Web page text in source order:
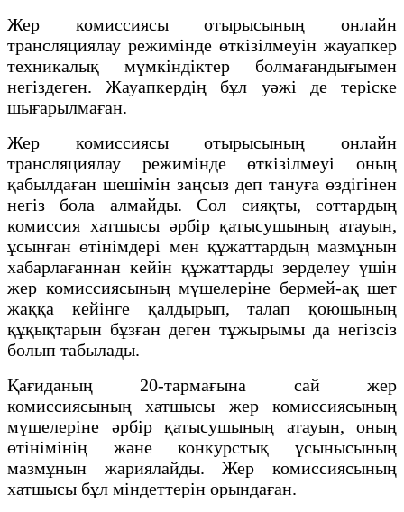
Жер комиссиясы отырысының онлайн
трансляциялау режимінде өткізілмеуін жауапкер
техникалық мүмкіндіктер болмағандығымен
негіздеген. Жауапкердің бұл уәжі де теріске
шығарылмаған.
Жер комиссиясы отырысының онлайн
трансляциялау режимінде өткізілмеуі оның
қабылдаған шешімін заңсыз деп тануға өздігінен
негіз бола алмайды. Сол сияқты, соттардың
комиссия хатшысы әрбір қатысушының атауын,
ұсынған өтінімдері мен құжаттардың мазмұнын
хабарлағаннан кейін құжаттарды зерделеу үшін
жер комиссиясының мүшелеріне бермей-ақ шет
жаққа кейінге қалдырып, талап қоюшының
құқықтарын бұзған деген тұжырымы да негізсіз
болып табылады.
Қағиданың 20-тармағына сай жер
комиссиясының хатшысы жер комиссиясының
мүшелеріне әрбір қатысушының атауын, оның
өтінімінің және конкурстық ұсынысының
мазмұнын жариялайды. Жер комиссиясының
хатшысы бұл міндеттерін орындаған.